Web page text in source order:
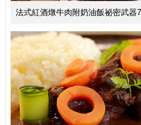
法式紅酒燉牛肉附奶油飯祕密武器